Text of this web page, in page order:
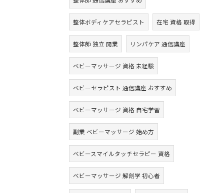
整体ボディケアセラピスト 在宅 資格 取得
整体師 独立 開業 リンパケア 通信講座
ベビーマッサージ 資格 未経験
ベビーセラピスト 通信講座 おすすめ
ベビーマッサージ 資格 自宅学習
副業 ベビーマッサージ 始め方
ベビースマイルタッチセラピー 資格
ベビーマッサージ 解剖学 初心者